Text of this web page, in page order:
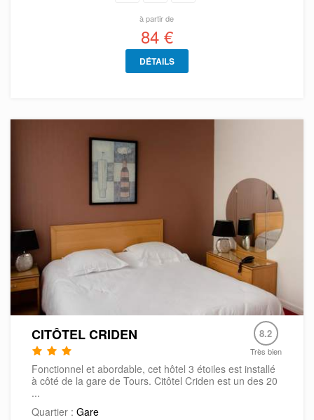
à partir de
84 €
DÉTAILS
CITÔTEL CRIDEN 8.2
Très bien
Fonctionnel et abordable, cet hôtel 3 étoiles est installé
à côté de la gare de Tours. Citôtel Criden est un des 20
...
Quartier : Gare